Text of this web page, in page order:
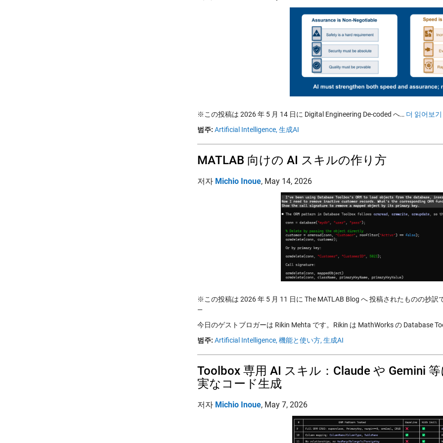
※この投稿は 2026 年 5 月 14 日に Digital Engineering De-coded へ… 더 읽어보기
범주: Artificial Intelligence, 生成AI
MATLAB 向けの AI スキルの作り方
저자 Michio Inoue, May 14, 2026
※この投稿は 2026 年 5 月 11 日に The MATLAB Blog へ 投稿されたものの抄訳
—
今日のゲストブロガーは Rikin Mehta です。Rikin は MathWorks の Database
범주: Artificial Intelligence, 機能と使い方, 生成AI
Toolbox 専用 AI スキル：Claude や Gemini
実なコード生成
저자 Michio Inoue, May 7, 2026